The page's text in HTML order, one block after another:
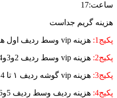
ساعت:17
هزینه گریم جداست
پکیج1: هزینه vip وسط ردیف اول هر نفر ۳۵۰تومن
پکیج2: هزینه vip وسط ردیف 2و3و4 هر نفر ۳۰۰ تومن با تخفیف 280 هزار تومان
پکیج3: هزینه vip گوشه ردیف ۱ تا 4 هر نفر 200 تومن
پکیج4: هزینه ردیف وسط ردیف 5و6و7 هر نفر 250 تومن